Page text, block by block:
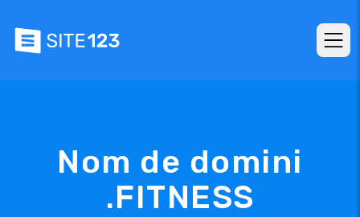
Nom de domini
.FITNESS